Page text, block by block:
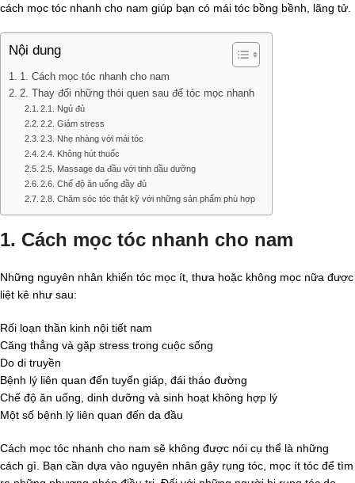
cách mọc tóc nhanh cho nam giúp bạn có mái tóc bồng bềnh, lãng tử.
Nội dung
1. Cách mọc tóc nhanh cho nam
2. Thay đổi những thói quen sau để tóc mọc nhanh
2.1. Ngủ đủ
2.2. Giảm stress
2.3. Nhẹ nhàng với mái tóc
2.4. Không hút thuốc
2.5. Massage da đầu với tinh dầu dưỡng
2.6. Chế độ ăn uống đầy đủ
2.8. Chăm sóc tóc thật kỹ với những sản phẩm phù hợp
1. Cách mọc tóc nhanh cho nam
Những nguyên nhân khiến tóc mọc ít, thưa hoặc không mọc nữa được
liệt kê như sau:
Rối loạn thần kinh nội tiết nam
Căng thẳng và gặp stress trong cuộc sống
Do di truyền
Bệnh lý liên quan đến tuyến giáp, đái tháo đường
Chế độ ăn uống, dinh dưỡng và sinh hoạt không hợp lý
Một số bệnh lý liên quan đến da đầu
Cách mọc tóc nhanh cho nam sẽ không được nói cụ thể là những
cách gì. Bạn cần dựa vào nguyên nhân gây rụng tóc, mọc ít tóc để tìm